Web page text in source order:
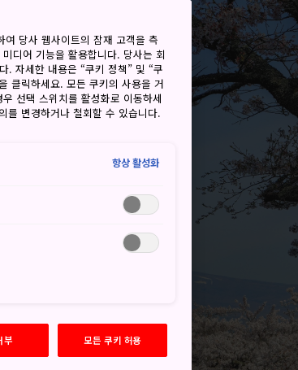
당사 웹사이트의 잠재 고객을 측
디어 기능을 활용합니다. 당사는 회
. 자세한 내용은 “쿠키 정책” 및 “쿠
클릭하세요. 모든 쿠키의 사용을 거
선택 스위치를 활성화로 이동하세
를 변경하거나 철회할 수 있습니다.
항상 활성화
부 모든 쿠키 허용